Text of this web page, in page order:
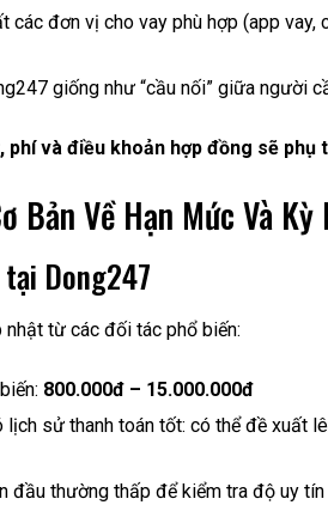
các đơn vị cho vay phù hợp (app vay,
giống như “cầu nối” giữa người
phí và điều khoản hợp đồng sẽ
Bản Về Hạn Mức Và Kỳ
Dong247
từ các đối tác phổ biến:
800.000đ – 15.000.000đ
lịch sử thanh toán tốt: có thể đề xuất
đầu thường thấp để kiểm tra độ uy